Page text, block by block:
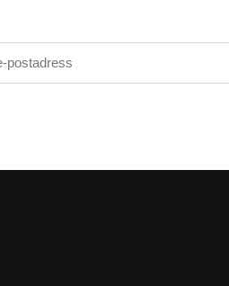
för njurmedicinsk forskning
Ingvar Jönsson, forskare som